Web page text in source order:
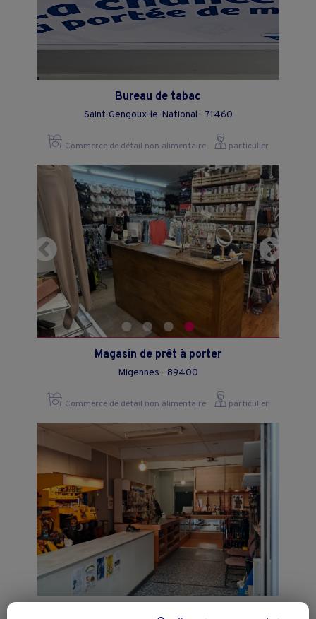
Bureau de tabac
Saint-Gengoux-le-National - 71460
Commerce de détail non alimentaire particulier
Magasin de prêt à porter
Migennes - 89400
Commerce de détail non alimentaire particulier